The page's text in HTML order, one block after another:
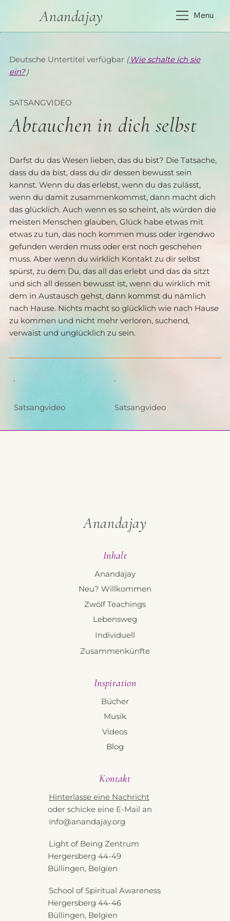
Anandajay Menu
Satsangvideo Satsangvideo
SATSANGVIDEO
Abtauchen in dich selbst
Darfst du das Wesen lieben, das du bist? Die Tatsache,
dass du da bist, dass du dir dessen bewusst sein
kannst. Wenn du das erlebst, wenn du das zulässt,
wenn du damit zusammenkommst, dann macht dich
das glücklich. Auch wenn es so scheint, als würden die
meisten Menschen glauben, Glück habe etwas mit
etwas zu tun, das noch kommen muss oder irgendwo
gefunden werden muss oder erst noch geschehen
muss. Aber wenn du wirklich Kontakt zu dir selbst
spürst, zu dem Du, das all das erlebt und das da sitzt
und sich all dessen bewusst ist, wenn du wirklich mit
dem in Austausch gehst, dann kommst du nämlich
nach Hause. Nichts macht so glücklich wie nach Hause
zu kommen und nicht mehr verloren, suchend,
verwaist und unglücklich zu sein.
Deutsche Untertitel verfügbar (Wie schalte ich sie
ein? )
Kontakt
Hinterlasse eine Nachricht
oder schicke eine E-Mail an
info@anandajay.org
Light of Being Zentrum
Hergersberg 44-49
Büllingen, Belgien
School of Spiritual Awareness
Hergersberg 44-46
Büllingen, Belgien
Inspiration
Bücher
Musik
Videos
Blog
Inhalt
Neu? Willkommen
Anandajay
Zwölf Teachings
Lebensweg
Individuell
Zusammenkünfte
Anandajay